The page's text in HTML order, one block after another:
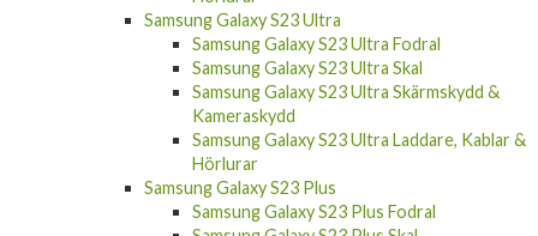
Samsung Galaxy S23 Ultra
Samsung Galaxy S23 Ultra Fodral
Samsung Galaxy S23 Ultra Skal
Samsung Galaxy S23 Ultra Skärmskydd &
Kameraskydd
Samsung Galaxy S23 Ultra Laddare, Kablar &
Hörlurar
Samsung Galaxy S23 Plus
Samsung Galaxy S23 Plus Fodral